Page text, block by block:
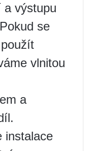
a výstupu
se
vlnitou
a
instalace